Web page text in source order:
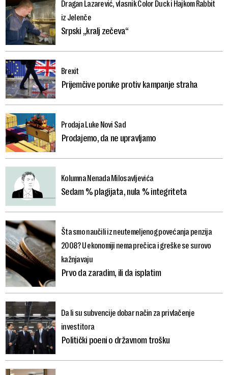
Dragan Lazarević, vlasnik Color Duck i Hajkom Rabbit
iz Jelenče
Srpski „kralj zečeva“
Brexit
Prijemčive poruke protiv kampanje straha
Prodaja Luke Novi Sad
Prodajemo, da ne upravljamo
Kolumna Nenada Milosavljevića
Sedam % plagijata, nula % integriteta
Šta smo naučili iz neutemeljenog povećanja penzija
2008? U ekonomiji nema prečica i greške se surovo
kažnjavaju
Prvo da zaradim, ili da isplatim
Da li su subvencije dobar način za privlačenje
investitora
Politički poeni o državnom trošku